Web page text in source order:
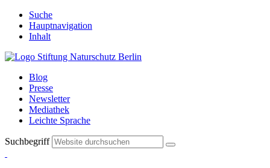
Suche
Hauptnavigation
Inhalt
Blog
Presse
Newsletter
Mediathek
Leichte Sprache
Suchbegriff